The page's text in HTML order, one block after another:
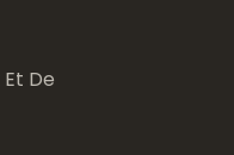
De